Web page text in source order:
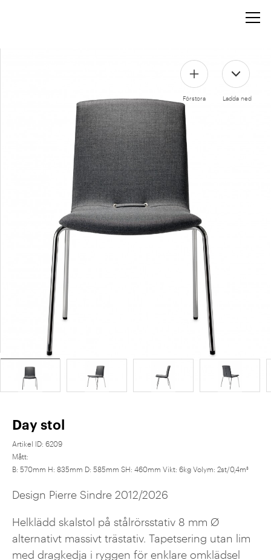
Förstora Ladda ned
Day stol
Artikel ID: 6209
Mått:
B: 570mm H: 835mm D: 585mm SH: 460mm Vikt: 6kg Volym: 2st/0,4m³
Design Pierre Sindre 2012/2026
Helklädd skalstol på stålrörsstativ 8 mm Ø
alternativt massivt trästativ. Tapetsering utan lim
med dragkedja i ryggen för enklare omklädsel